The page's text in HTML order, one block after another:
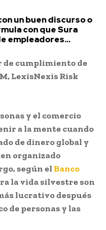
un buen discurso o
con que Sura
empleadores...
de cumplimiento de
LexisNexis Risk
y el comercio
a la mente cuando
de dinero global y
organizado
según elBanco
la vida silvestre son
lucrativo después
de personas y las